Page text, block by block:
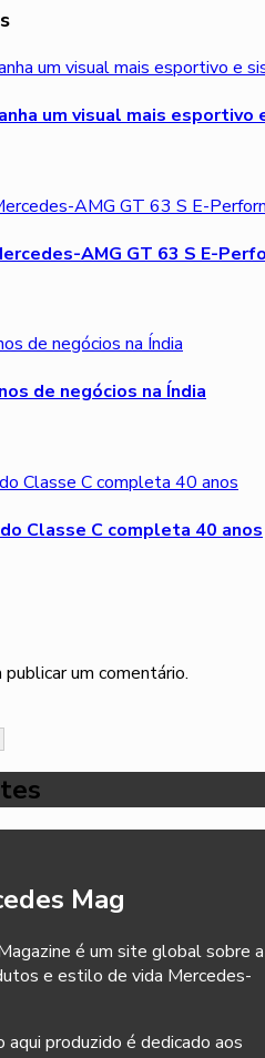
um visual mais
AMG GT 63 S E-
de negócios na Índia
Classe C completa 40 anos
publicar um comentário.
Mag
é um site global sobre a
e estilo de vida Mercedes-
aqui produzido é dedicado aos